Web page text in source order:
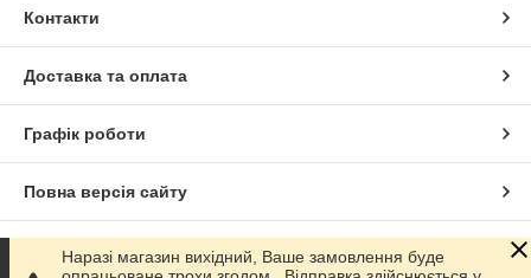
Контакти
Доставка та оплата
Графік роботи
Повна версія сайту
Сайт створено на маркетплейсі
Наразі магазин вихідний, Ваше замовлення буде